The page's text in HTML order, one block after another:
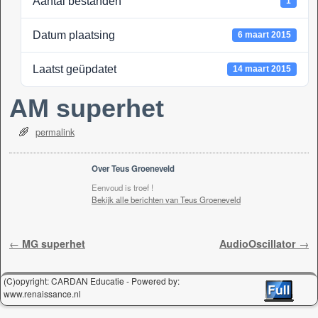
k
Datum plaatsing 6 maart 2015
Laatst geüpdatet 14 maart 2015
AM superhet
permalink
Over Teus Groeneveld
Eenvoud is troef !
Bekijk alle berichten van Teus Groeneveld
Berichtnavigatie
← MG superhet AudioOscillator →
(C)opyright: CARDAN Educatie - Powered by:
www.renaissance.nl